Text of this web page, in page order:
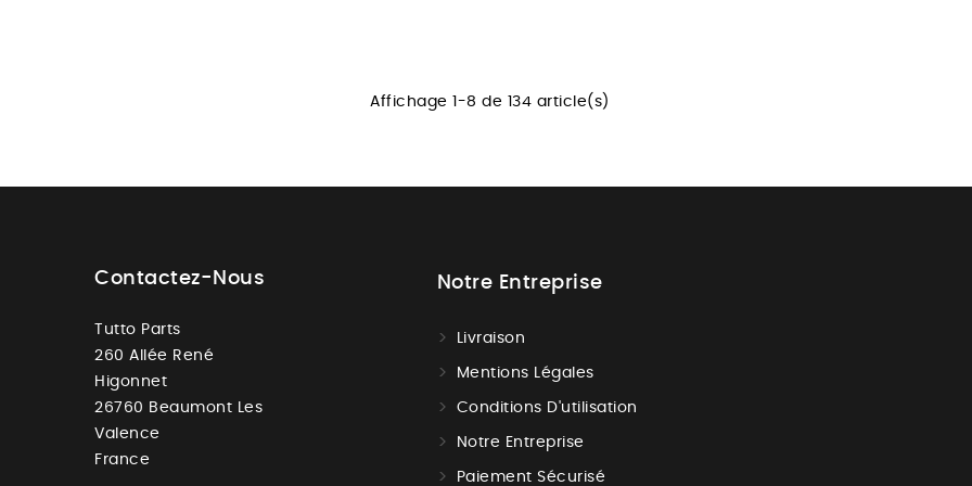
Affichage 1-8 de 134 article(s)
Contactez-Nous
Tutto Parts
260 Allée René
Higonnet
26760 Beaumont Les
Valence
France
Notre Entreprise
Livraison
Mentions Légales
Conditions D'utilisation
Notre Entreprise
Paiement Sécurisé